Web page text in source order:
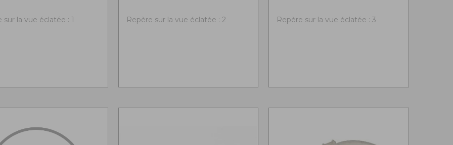
sur la vue éclatée : 1 Repère sur la vue éclatée : 2 Repère sur la vue éclatée : 3